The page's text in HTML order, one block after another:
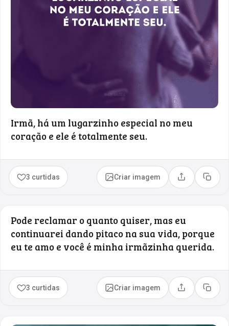
Irmã, há um lugarzinho especial no meu
coração e ele é totalmente seu.
3 curtidas Criar imagem Compartilhar
Copiar
Pode reclamar o quanto quiser, mas eu
continuarei dando pitaco na sua vida, porque
eu te amo e você é minha irmãzinha querida.
3 curtidas Criar imagem Compartilhar
Copiar